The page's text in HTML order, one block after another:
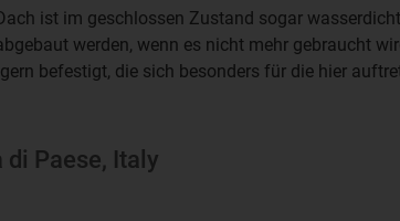
ist im geschlossen Zustand sogar
werden, wenn es nicht mehr gebraucht
befestigt, die sich besonders für die hier
di Paese, Italy